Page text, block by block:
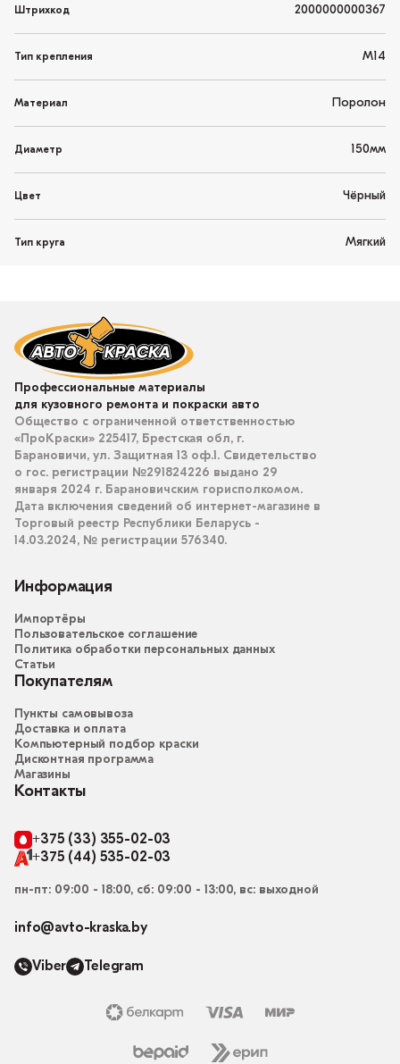
Штрихкод 2000000000367
Тип крепления М14
Материал Поролон
Диаметр 150мм
Цвет Чёрный
Тип круга Мягкий
Профессиональные материалы
для кузовного ремонта и покраски авто
Общество с ограниченной ответственностью
«ПроКраски» 225417, Брестская обл, г.
Барановичи, ул. Защитная 13 оф.1. Свидетельство
о гос. регистрации №291824226 выдано 29
января 2024 г. Барановичским горисполкомом.
Дата включения сведений об интернет-магазине в
Торговый реестр Республики Беларусь -
14.03.2024, № регистрации 576340.
Информация
Импортёры
Пользовательское соглашение
Политика обработки персональных данных
Статьи
Покупателям
Пункты самовывоза
Доставка и оплата
Компьютерный подбор краски
Дисконтная программа
Магазины
Контакты
+375 (33) 355-02-03
+375 (44) 535-02-03
пн-пт: 09:00 - 18:00, сб: 09:00 - 13:00, вс: выходной
info@avto-kraska.by
Viber Telegram